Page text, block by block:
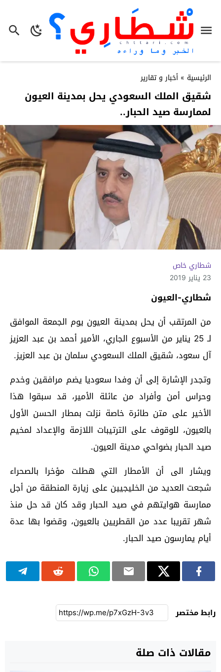
الرئيسية » أخبار و تقارير
شقيق الملك السعودي يحل بمدينة العيون
لممارسة صيد الحبار..
شطاري خاص
23 يناير 2019
شطاري-العيون
من المرتقب أن يحل بمدينة العيون يوم الجمعة الموافق
لـ 25 يناير من الأسبوع الجاري، الأمير أحمد بن عبد العزيز
آل سعود، شقيق الملك السعودي سلمان بن عبد العزيز.
وتجدر الإشارة إلى أن وفدا سعوديا يضم مرافقين وخدم
وحراس أمن وأفراد من عائلة الأمير، قد سبقوا هذا
الأخير على متن طائرة خاصة نزلت بمطار الحسن الأول
بالعيون، للوقوف على الترتيبات اللازمة والإعداد لمخيم
صيد الحبار بضواحي مدينة العيون.
ويشار الى أن الأمطار التي هطلت مؤخرا بالصحراء
شجعت العديد من الخليجيين على زيارة المنطقة من أجل
ممارسة هوايتهم في صيد الحبار وقد كان قد حل منذ
شهر تقريبا عدد من القطريين بالعيون، وقضوا بها عدة
أيام يمارسون صيد الحبار.
رابط مختصر
مقالات ذات صلة